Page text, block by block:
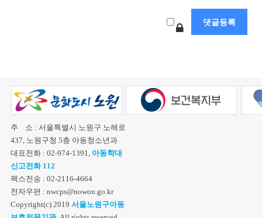
주 소 : 서울특별시 노원구 노해로
437, 노원구청 5층 아동청소년과
대표전화 : 02-974-1391, 아동학대
신고전화 112
팩스전송 : 02-2116-4664
전자우편 : nwcps@nowon.go.kr
Copyright(c) 2019 서울노원구아동